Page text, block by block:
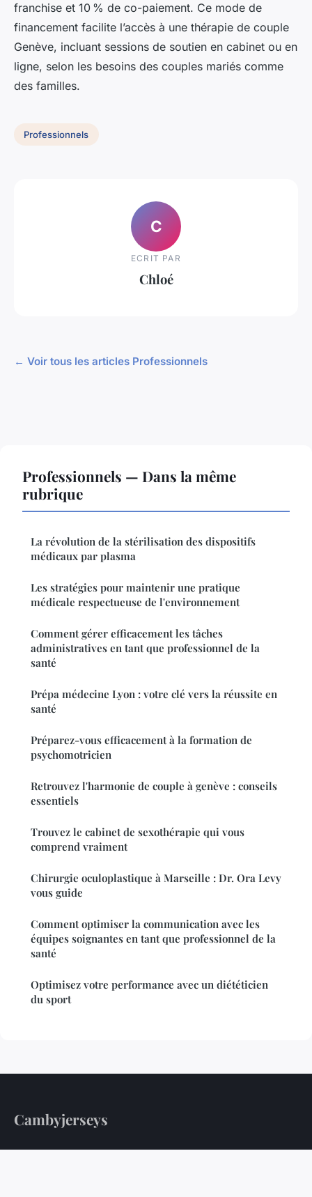
franchise et 10 % de co-paiement. Ce mode de
financement facilite l’accès à une thérapie de couple
Genève, incluant sessions de soutien en cabinet ou en
ligne, selon les besoins des couples mariés comme
des familles.
Professionnels
C
ECRIT PAR
Chloé
← Voir tous les articles Professionnels
Professionnels — Dans la même
rubrique
La révolution de la stérilisation des dispositifs
médicaux par plasma
Les stratégies pour maintenir une pratique
médicale respectueuse de l'environnement
Comment gérer efficacement les tâches
administratives en tant que professionnel de la
santé
Prépa médecine Lyon : votre clé vers la réussite en
santé
Préparez-vous efficacement à la formation de
psychomotricien
Retrouvez l'harmonie de couple à genève : conseils
essentiels
Trouvez le cabinet de sexothérapie qui vous
comprend vraiment
Chirurgie oculoplastique à Marseille : Dr. Ora Levy
vous guide
Comment optimiser la communication avec les
équipes soignantes en tant que professionnel de la
santé
Optimisez votre performance avec un diététicien
du sport
Cambyjerseys